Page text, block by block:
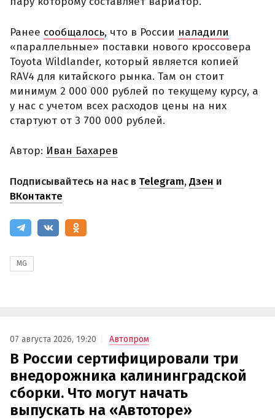
Ранее сообщалось, что в России наладили
«параллельные» поставки нового кроссовера
Toyota Wildlander, который является копией
RAV4 для китайского рынка. Там он стоит
минимум 2 000 000 рублей по текущему курсу, а
у нас с учетом всех расходов цены на них
стартуют от 3 700 000 рублей.
Автор: Иван Бахарев
Подписывайтесь на нас в Telegram,Дзен и
ВКонтакте
MG
07 августа 2026, 19:20 Автопром
В России сертифицировали три
внедорожника калининградской
сборки. Что могут начать
выпускать на «Автоторе»